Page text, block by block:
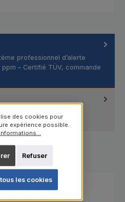
professionnel d’alerte
– Certifié TÜV, commande
fabricant :
des cookies pour
expérience possible.
Refuser
les cookies